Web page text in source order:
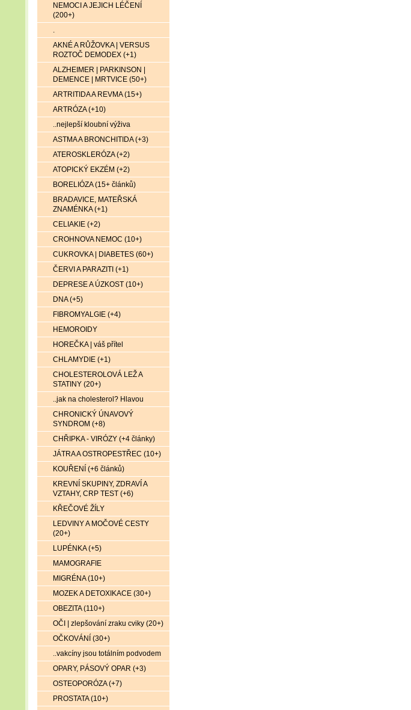
NEMOCI A JEJICH LÉČENÍ
(200+)
.
AKNÉ A RŮŽOVKA | VERSUS
ROZTOČ DEMODEX (+1)
ALZHEIMER | PARKINSON |
DEMENCE | MRTVICE (50+)
ARTRITIDA A REVMA (15+)
ARTRÓZA (+10)
..nejlepší kloubní výživa
ASTMA A BRONCHITIDA (+3)
ATEROSKLERÓZA (+2)
ATOPICKÝ EKZÉM (+2)
BORELIÓZA (15+ článků)
BRADAVICE, MATEŘSKÁ
ZNAMÉNKA (+1)
CELIAKIE (+2)
CROHNOVA NEMOC (10+)
CUKROVKA | DIABETES (60+)
ČERVI A PARAZITI (+1)
DEPRESE A ÚZKOST (10+)
DNA (+5)
FIBROMYALGIE (+4)
HEMOROIDY
HOREČKA | váš přítel
CHLAMYDIE (+1)
CHOLESTEROLOVÁ LEŽ A
STATINY (20+)
..jak na cholesterol? Hlavou
CHRONICKÝ ÚNAVOVÝ
SYNDROM (+8)
CHŘIPKA - VIRÓZY (+4 články)
JÁTRA A OSTROPESTŘEC (10+)
KOUŘENÍ (+6 článků)
KREVNÍ SKUPINY, ZDRAVÍ A
VZTAHY, CRP TEST (+6)
KŘEČOVÉ ŽÍLY
LEDVINY A MOČOVÉ CESTY
(20+)
LUPÉNKA (+5)
MAMOGRAFIE
MIGRÉNA (10+)
MOZEK A DETOXIKACE (30+)
OBEZITA (110+)
OČI | zlepšování zraku cviky (20+)
OČKOVÁNÍ (30+)
..vakcíny jsou totálním podvodem
OPARY, PÁSOVÝ OPAR (+3)
OSTEOPORÓZA (+7)
PROSTATA (10+)